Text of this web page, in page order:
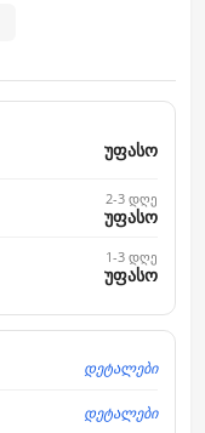
უფასო
2-3 დღე
უფასო
1-3 დღე
უფასო
დეტალები
დეტალები